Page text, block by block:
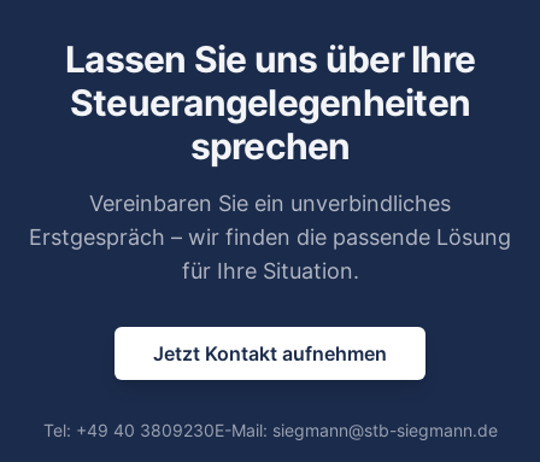
Lassen Sie uns über Ihre
Steuerangelegenheiten
sprechen
Vereinbaren Sie ein unverbindliches
Erstgespräch – wir finden die passende Lösung
für Ihre Situation.
Jetzt Kontakt aufnehmen
Tel: +49 40 3809230E-Mail: siegmann@stb-siegmann.de